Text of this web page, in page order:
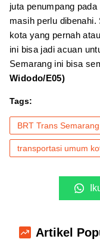
juta penumpang
masih perlu
kota yang pernah
ini bisa jadi acuan
Semarang ini bisa
Widodo/E05)
Tags:
BRT Trans Semarang
transportasi umum
Artikel